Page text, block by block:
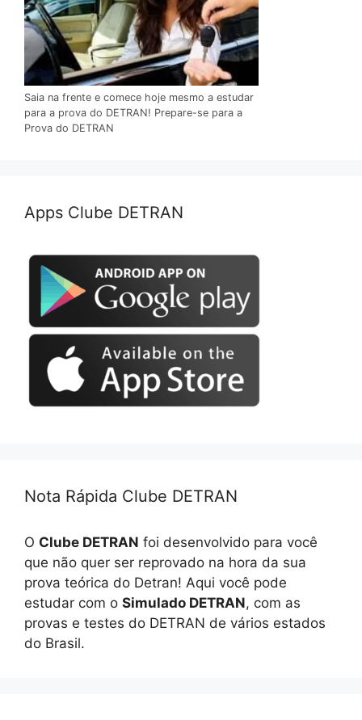
Saia na frente e comece hoje mesmo a estudar
para a prova do DETRAN! Prepare-se para a
Prova do DETRAN
Apps Clube DETRAN
Nota Rápida Clube DETRAN
O Clube DETRAN foi desenvolvido para você
que não quer ser reprovado na hora da sua
prova teórica do Detran! Aqui você pode
estudar com o Simulado DETRAN, com as
provas e testes do DETRAN de vários estados
do Brasil.